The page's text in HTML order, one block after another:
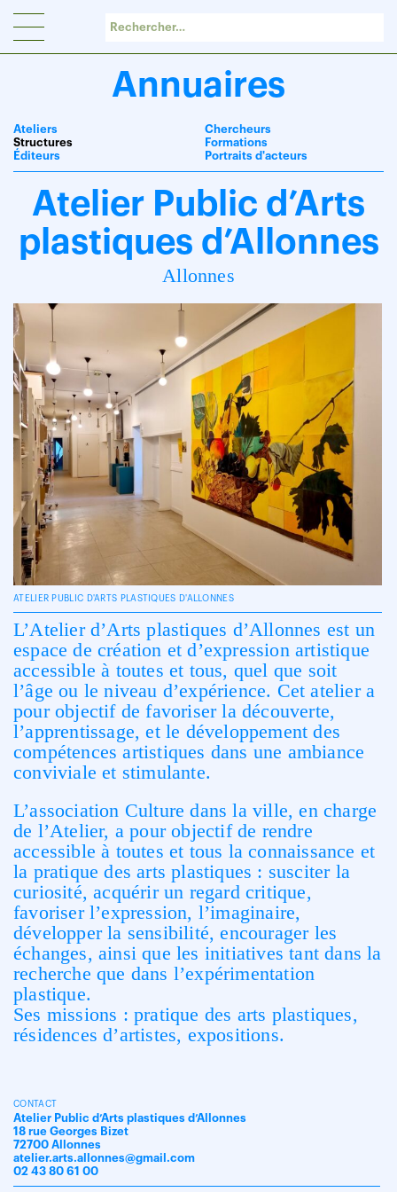
Annuaires
Ateliers
Structures
Éditeurs
Chercheurs
Formations
Portraits d'acteurs
Atelier Public d’Arts
plastiques d’Allonnes
Allonnes
ATELIER PUBLIC D'ARTS PLASTIQUES D'ALLONNES
L’Atelier d’Arts plastiques d’Allonnes est un
espace de création et d’expression artistique
accessible à toutes et tous, quel que soit
l’âge ou le niveau d’expérience. Cet atelier a
pour objectif de favoriser la découverte,
l’apprentissage, et le développement des
compétences artistiques dans une ambiance
conviviale et stimulante.
L’association Culture dans la ville, en charge
de l’Atelier, a pour objectif de rendre
accessible à toutes et tous la connaissance et
la pratique des arts plastiques : susciter la
curiosité, acquérir un regard critique,
favoriser l’expression, l’imaginaire,
développer la sensibilité, encourager les
échanges, ainsi que les initiatives tant dans la
recherche que dans l’expérimentation
plastique.
Ses missions : pratique des arts plastiques,
résidences d’artistes, expositions.
CONTACT
Atelier Public d’Arts plastiques d’Allonnes
18 rue Georges Bizet
72700 Allonnes
atelier.arts.allonnes@gmail.com
02 43 80 61 00